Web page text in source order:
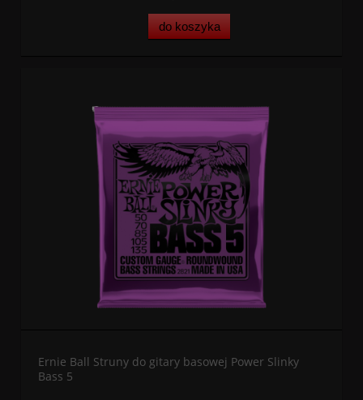
do koszyka
Ernie Ball Struny do gitary basowej Power Slinky
Bass 5